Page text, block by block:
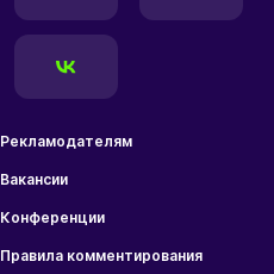
Рекламодателям
Вакансии
Конференции
Правила комментирования